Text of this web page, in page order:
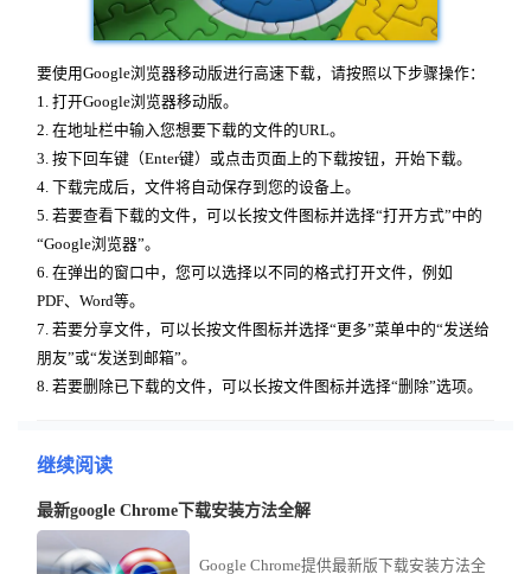
要使用Google浏览器移动版进行高速下载，请按照以下步骤操作：
1. 打开Google浏览器移动版。
2. 在地址栏中输入您想要下载的文件的URL。
3. 按下回车键（Enter键）或点击页面上的下载按钮，开始下载。
4. 下载完成后，文件将自动保存到您的设备上。
5. 若要查看下载的文件，可以长按文件图标并选择“打开方式”中的
“Google浏览器”。
6. 在弹出的窗口中，您可以选择以不同的格式打开文件，例如
PDF、Word等。
7. 若要分享文件，可以长按文件图标并选择“更多”菜单中的“发送给
朋友”或“发送到邮箱”。
8. 若要删除已下载的文件，可以长按文件图标并选择“删除”选项。
继续阅读
最新google Chrome下载安装方法全解
Google Chrome提供最新版下载安装方法全